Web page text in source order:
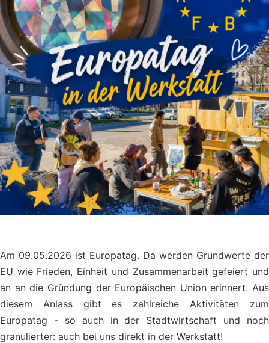
Am 09.05.2026 ist Europatag. Da werden Grundwerte der
EU wie Frieden, Einheit und Zusammenarbeit gefeiert und
an an die Gründung der Europäischen Union erinnert. Aus
diesem Anlass gibt es zahlreiche Aktivitäten zum
Europatag - so auch in der Stadtwirtschaft und noch
granulierter: auch bei uns direkt in der Werkstatt!